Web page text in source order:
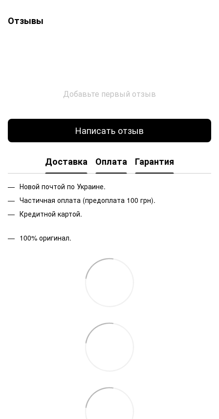
Отзывы
Добавьте первый отзыв
Написать отзыв
Доставка Оплата Гарантия
Новой почтой по Украине.
Частичная оплата (предоплата 100 грн).
Кредитной картой.
100% оригинал.